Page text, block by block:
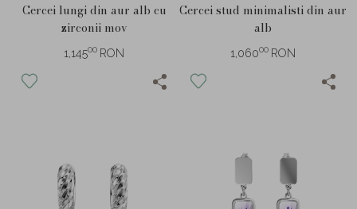
Cercei lungi din aur alb cu
zirconii mov
1,14500 RON
Cercei stud minimalisti din aur
alb
1,06000 RON